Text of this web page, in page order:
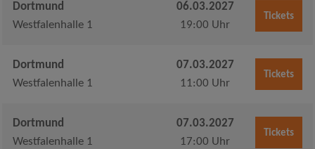
Dortmund
Westfalenhalle 1
06.03.2027
19:00 Uhr
Tickets
Dortmund
Westfalenhalle 1
07.03.2027
11:00 Uhr
Tickets
Dortmund
Westfalenhalle 1
07.03.2027
17:00 Uhr
Tickets